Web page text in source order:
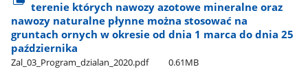
terenie których nawozy azotowe mineralne oraz
nawozy naturalne płynne można stosować na
gruntach ornych w okresie od dnia 1 marca do dnia 25
października
Zal​_03​_Program​_dzialan​_2020.pdf 0.61MB